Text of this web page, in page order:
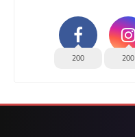
200
200